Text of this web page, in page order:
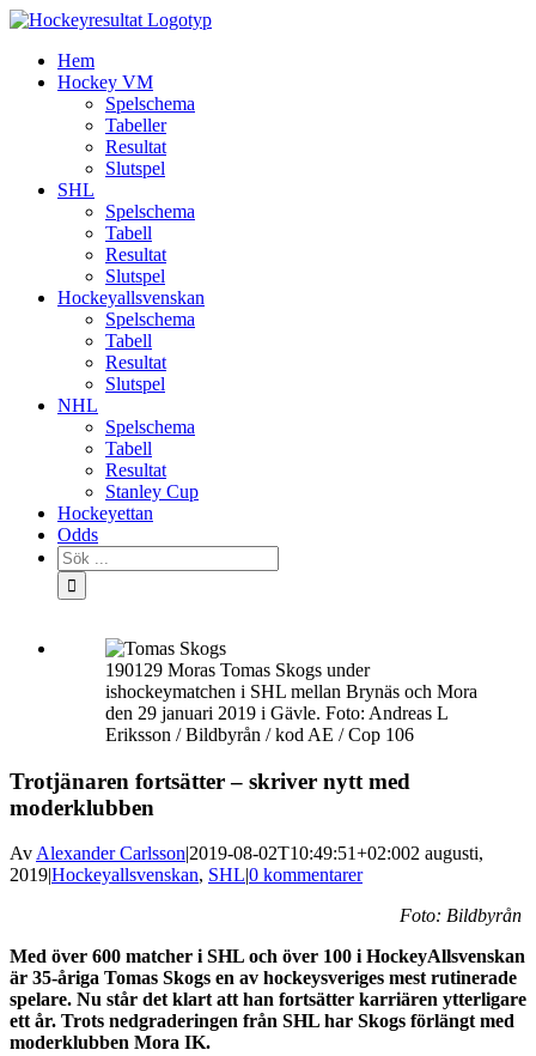
Fortsätt
innehållet
Hem
Hockey VM
Spelschema
Tabeller
Resultat
Slutspel
SHL
Spelschema
Tabell
Resultat
Slutspel
Hockeyallsvenskan
Spelschema
Tabell
Resultat
Slutspel
NHL
Spelschema
Tabell
Resultat
Stanley Cup
Hockeyettan
Odds
Sök
efter:
190129 Moras Tomas Skogs under
ishockeymatchen i SHL mellan Brynäs och Mora
den 29 januari 2019 i Gävle. Foto: Andreas L
Eriksson / Bildbyrån / kod AE / Cop 106
Trotjänaren fortsätter – skriver nytt med
moderklubben
AvAlexander Carlsson|2019-08-02T10:49:51+02:002 augusti,
2019|Hockeyallsvenskan, SHL|0 kommentarer
Foto: Bildbyrån
Med över 600 matcher i SHL och över 100 i HockeyAllsvenskan
är 35-åriga Tomas Skogs en av hockeysveriges mest rutinerade
spelare. Nu står det klart att han fortsätter karriären ytterligare
ett år. Trots nedgraderingen från SHL har Skogs förlängt med
moderklubben Mora IK.